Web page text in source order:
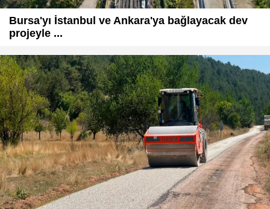
Bursa'yı İstanbul ve Ankara'ya bağlayacak dev
projeyle ...